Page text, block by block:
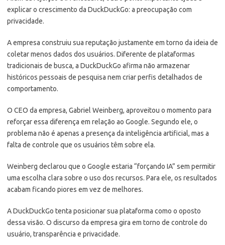
explicar o crescimento da DuckDuckGo: a preocupação com
privacidade.
A empresa construiu sua reputação justamente em torno da ideia de
coletar menos dados dos usuários. Diferente de plataformas
tradicionais de busca, a DuckDuckGo afirma não armazenar
históricos pessoais de pesquisa nem criar perfis detalhados de
comportamento.
O CEO da empresa, Gabriel Weinberg, aproveitou o momento para
reforçar essa diferença em relação ao Google. Segundo ele, o
problema não é apenas a presença da inteligência artificial, mas a
falta de controle que os usuários têm sobre ela.
Weinberg declarou que o Google estaria “forçando IA” sem permitir
uma escolha clara sobre o uso dos recursos. Para ele, os resultados
acabam ficando piores em vez de melhores.
A DuckDuckGo tenta posicionar sua plataforma como o oposto
dessa visão. O discurso da empresa gira em torno de controle do
usuário, transparência e privacidade.